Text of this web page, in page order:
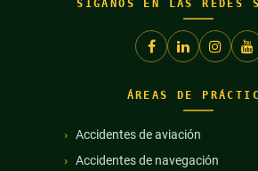
SÍGANOS EN LAS REDES
ÁREAS DE
Accidentes de aviación
Accidentes de navegación